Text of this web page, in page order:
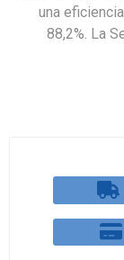
una
88,2%. La